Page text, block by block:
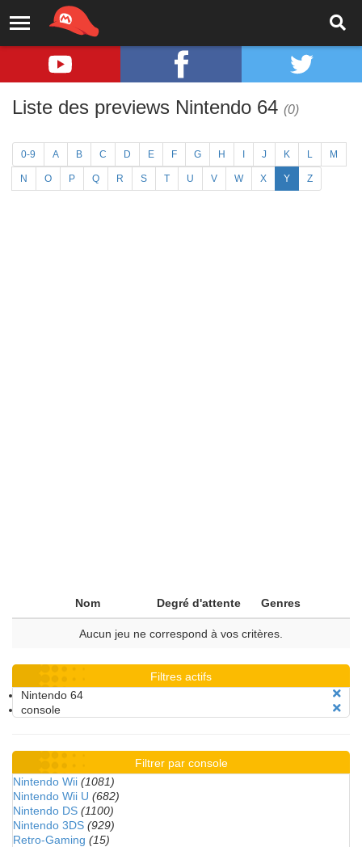
Liste des previews Nintendo 64 (0)
0-9 A B C D E F G H J K L M
N O P Q R S T U V W X Y Z
Nom Degré d'attente Genres
Aucun jeu ne correspond à vos critères.
Filtres actifs
Nintendo 64
console
Filtrer par console
Nintendo Wii (1081)
Nintendo Wii U (682)
Nintendo DS (1100)
Nintendo 3DS (929)
Retro-Gaming (15)